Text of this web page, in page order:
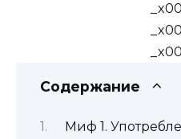
Содержание
Миф 1.